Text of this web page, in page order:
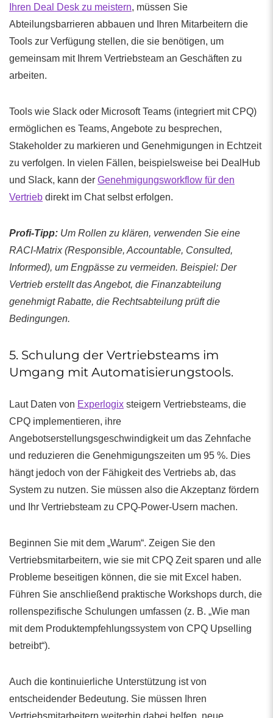
Ihren Deal Desk zu meistern, müssen Sie
Abteilungsbarrieren abbauen und Ihren Mitarbeitern die
Tools zur Verfügung stellen, die sie benötigen, um
gemeinsam mit Ihrem Vertriebsteam an Geschäften zu
arbeiten.
Tools wie Slack oder Microsoft Teams (integriert mit CPQ)
ermöglichen es Teams, Angebote zu besprechen,
Stakeholder zu markieren und Genehmigungen in Echtzeit
zu verfolgen. In vielen Fällen, beispielsweise bei DealHub
und Slack, kann der Genehmigungsworkflow für den
Vertrieb direkt im Chat selbst erfolgen.
Profi-Tipp: Um Rollen zu klären, verwenden Sie eine
RACI-Matrix (Responsible, Accountable, Consulted,
Informed), um Engpässe zu vermeiden. Beispiel: Der
Vertrieb erstellt das Angebot, die Finanzabteilung
genehmigt Rabatte, die Rechtsabteilung prüft die
Bedingungen.
5. Schulung der Vertriebsteams im
Umgang mit Automatisierungstools.
Laut Daten von Experlogix steigern Vertriebsteams, die
CPQ implementieren, ihre
Angebotserstellungsgeschwindigkeit um das Zehnfache
und reduzieren die Genehmigungszeiten um 95 %. Dies
hängt jedoch von der Fähigkeit des Vertriebs ab, das
System zu nutzen. Sie müssen also die Akzeptanz fördern
und Ihr Vertriebsteam zu CPQ-Power-Usern machen.
Beginnen Sie mit dem „Warum“. Zeigen Sie den
Vertriebsmitarbeitern, wie sie mit CPQ Zeit sparen und alle
Probleme beseitigen können, die sie mit Excel haben.
Führen Sie anschließend praktische Workshops durch, die
rollenspezifische Schulungen umfassen (z. B. „Wie man
mit dem Produktempfehlungssystem von CPQ Upselling
betreibt“).
Auch die kontinuierliche Unterstützung ist von
entscheidender Bedeutung. Sie müssen Ihren
Vertriebsmitarbeitern weiterhin dabei helfen, neue